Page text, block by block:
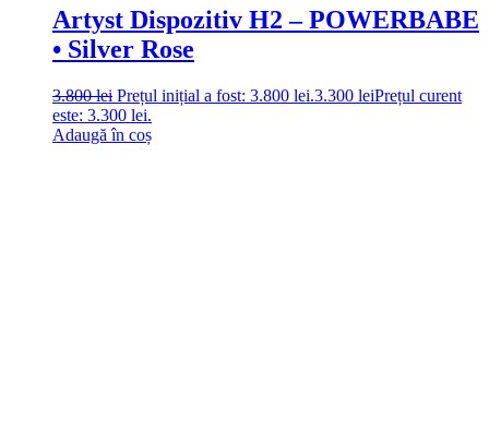
Artyst Dispozitiv H2 – POWERBABE
• Silver Rose
3.800lei Prețul inițial a fost: 3.800 lei.3.300 leiPrețul curent
este: 3.300 lei.
Adaugă în coș